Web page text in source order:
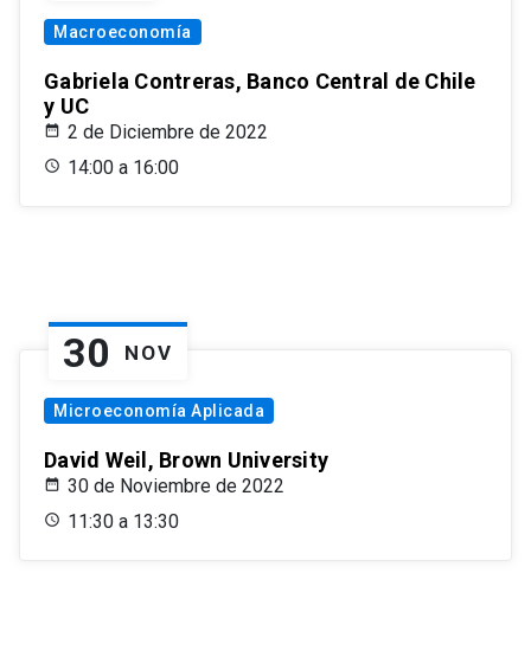
Macroeconomía
Gabriela Contreras, Banco Central de Chile
y UC
2 de Diciembre de 2022
14:00 a 16:00
30 NOV
Microeconomía Aplicada
David Weil, Brown University
30 de Noviembre de 2022
11:30 a 13:30